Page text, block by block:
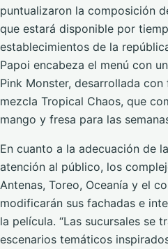
puntualizaron la composición
que estará disponible por
establecimientos de la
Papoi encabeza el menú con
Pink Monster, desarrollada
mezcla Tropical Chaos, que
mango y fresa para las
En cuanto a la adecuación de
atención al público, los
Antenas, Toreo, Oceanía y el
modificarán sus fachadas e
la película. “Las sucursales se
escenarios temáticos